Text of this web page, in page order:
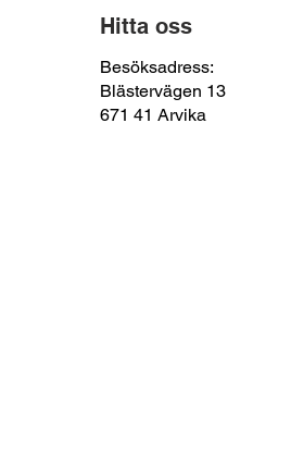
Hitta oss
Besöksadress:
Blästervägen 13
671 41 Arvika